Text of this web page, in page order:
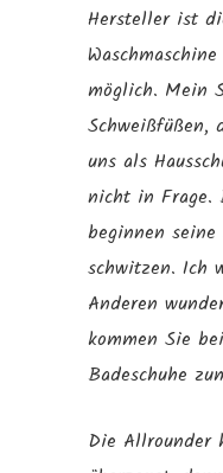
Hersteller ist
möglich. Mein
Schweißfüßen,
uns als
nicht in Frage.
beginnen
schwitzen. Ich
Anderen
kommen Sie
Badeschuhe
Die Allrounder